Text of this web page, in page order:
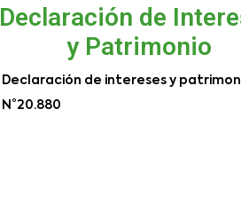
Declaración de
y Patrimonio
Declaración de intereses y
N°20.880